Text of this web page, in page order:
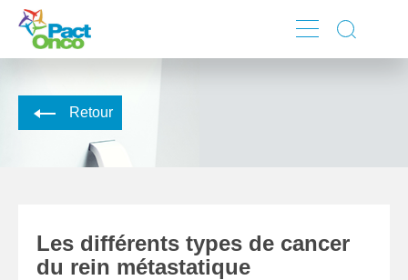
main
content
Retour
Les différents types de cancer
du rein métastatique